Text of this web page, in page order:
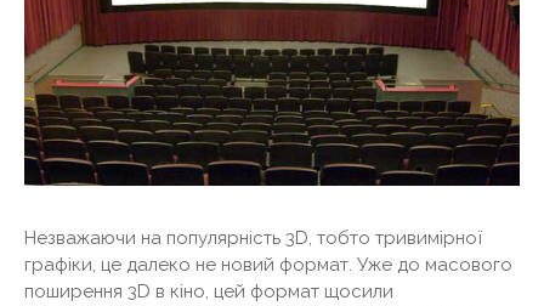
Незважаючи на популярність 3D, тобто тривимірної
графіки, це далеко не новий формат. Уже до масового
поширення 3D в кіно, цей формат щосили